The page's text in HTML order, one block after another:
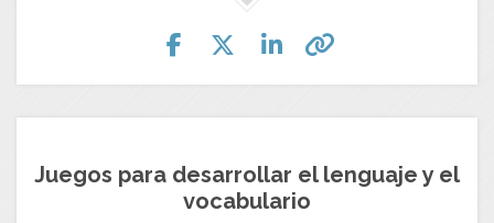
Juegos para desarrollar el lenguaje y el
vocabulario